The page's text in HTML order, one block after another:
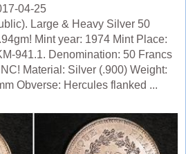
04-25
Large & Heavy Silver 50
Mint year: 1974 Mint Place:
941.1. Denomination: 50 Francs
Material: Silver (.900) Weight:
Obverse: Hercules flanked ...